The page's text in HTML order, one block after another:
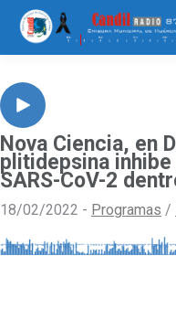
Nova Ciencia, en
plitidepsina
SARS-CoV-2
18/02/2022 - Programas /